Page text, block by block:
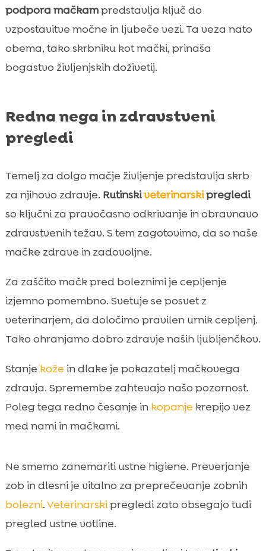
podpora mačkampredstavlja ključ do
vzpostavitve močne in ljubeče vezi. Ta veza nato
obema, tako skrbniku kot mački, prinaša
bogastvo življenjskih doživetij.
Redna nega in zdravstveni
pregledi
Temelj za dolgo mačje življenje predstavlja skrb
za njihovo zdravje. Rutinskiveterinarskipregledi
so ključni za pravočasno odkrivanje in obravnavo
zdravstvenih težav. S tem zagotovimo, da so naše
mačke zdrave in zadovoljne.
Za zaščito mačk pred boleznimi je cepljenje
izjemno pomembno. Svetuje se posvet z
veterinarjem, da določimo pravilen urnik cepljenj.
Tako ohranjamo dobro zdravje naših ljubljenčkov.
Stanje kože in dlake je pokazatelj mačkovega
zdravja. Spremembe zahtevajo našo pozornost.
Poleg tega redno česanje in kopanje krepijo vez
med nami in mačkami.
Ne smemo zanemariti ustne higiene. Preverjanje
zob in dlesni je vitalno za preprečevanje zobnih
bolezni.Veterinarskipregledi zato obsegajo tudi
pregled ustne votline.